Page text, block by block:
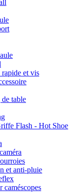
et vis
table
Flash - Hot Shoe
et anti-pluie
caméscopes